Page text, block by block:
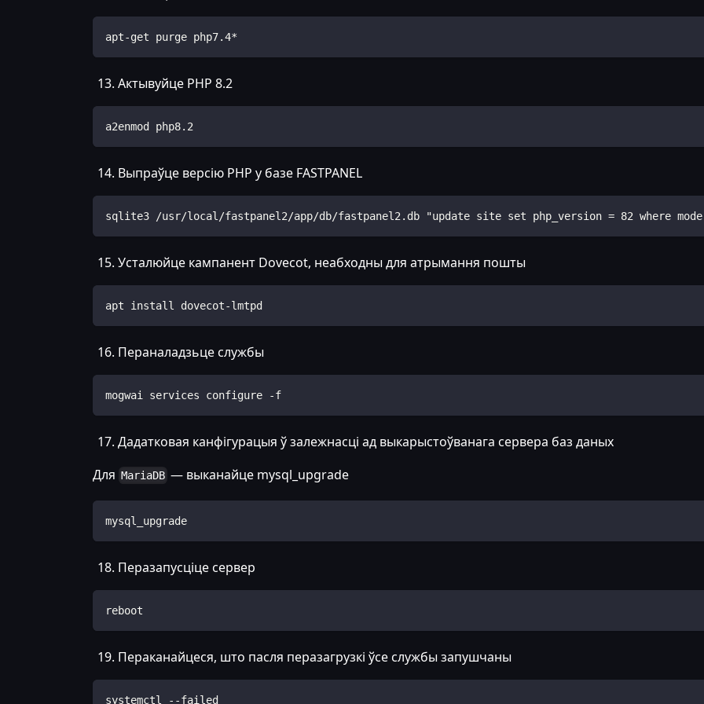
apt-get purge php7.4*
Актывуйце PHP 8.2
a2enmod php8.2
Выпраўце версію PHP у базе FASTPANEL
sqlite3 /usr/local/fastpanel2/app/db/fastpanel2.db "update site set php_version = 82 where
Усталюйце кампанент Dovecot, неабходны для атрымання пошты
apt install dovecot-lmtpd
Пераналадзьце службы
mogwai services configure -f
Дадатковая канфігурацыя ў залежнасці ад выкарыстоўванага сервера баз даных
Для MariaDB — выканайце mysql_upgrade
mysql_upgrade
Перазапусціце сервер
reboot
Пераканайцеся, што пасля перазагрузкі ўсе службы запушчаны
systemctl --failed